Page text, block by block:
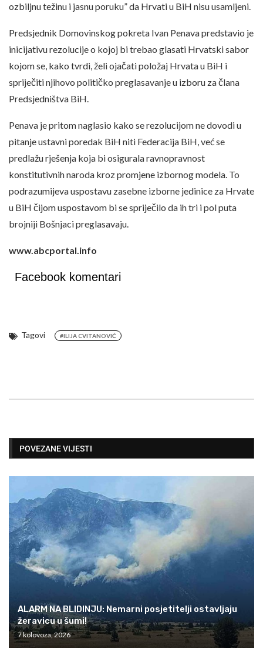
ozbiljnu težinu i jasnu poruku” da Hrvati u BiH nisu usamljeni.
Predsjednik Domovinskog pokreta Ivan Penava predstavio je
inicijativu rezolucije o kojoj bi trebao glasati Hrvatski sabor
kojom se, kako tvrdi, želi ojačati položaj Hrvata u BiH i
spriječiti njihovo političko preglasavanje u izboru za člana
Predsjedništva BiH.
Penava je pritom naglasio kako se rezolucijom ne dovodi u
pitanje ustavni poredak BiH niti Federacija BiH, već se
predlažu rješenja koja bi osigurala ravnopravnost
konstitutivnih naroda kroz promjene izbornog modela. To
podrazumijeva uspostavu zasebne izborne jedinice za Hrvate
u BiH čijom uspostavom bi se spriječilo da ih tri i pol puta
brojniji Bošnjaci preglasavaju.
www.abcportal.info
Facebook komentari
Tagovi #ILIJA CVITANOVIĆ
POVEZANE VIJESTI
ALARM NA BLIDINJU: Nemarni posjetitelji ostavljaju
žeravicu u šumi!
7 kolovoza, 2026